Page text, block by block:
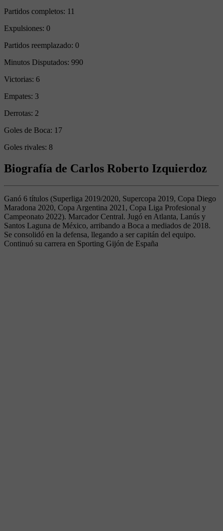
Partidos completos: 11
Expulsiones: 0
Partidos reemplazado: 0
Minutos Disputados: 990
Victorias: 6
Empates: 3
Derrotas: 2
Goles de Boca: 17
Goles rivales: 8
Biografía de Carlos Roberto Izquierdoz
Ganó 6 títulos (Superliga 2019/2020, Supercopa 2019, Copa Diego
Maradona 2020, Copa Argentina 2021, Copa Liga Profesional y
Campeonato 2022). Marcador Central. Jugó en Atlanta, Lanús y
Santos Laguna de México, arribando a Boca a mediados de 2018.
Se consolidó en la defensa, llegando a ser capitán del equipo.
Continuó su carrera en Sporting Gijón de España